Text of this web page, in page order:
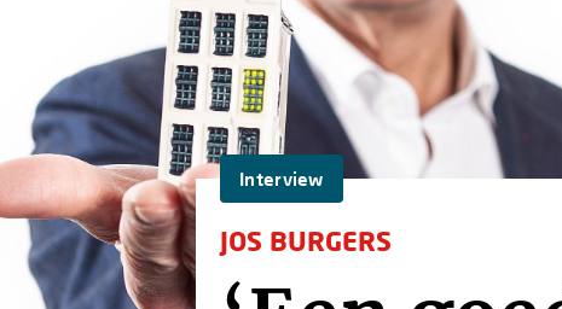
Interview
JOS BURGERS